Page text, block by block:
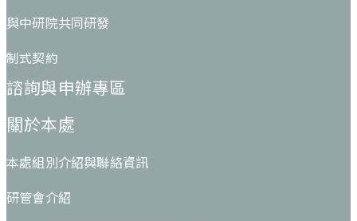
與中研院共同研發
制式契約
諮詢與申辦專區
關於本處
本處組別介紹與聯絡資訊
研管會介紹